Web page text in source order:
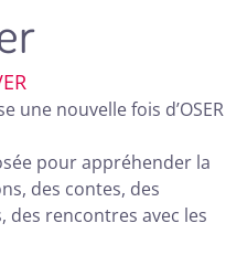
une nouvelle fois d’OSER
pour appréhender la
des contes, des
des rencontres avec les